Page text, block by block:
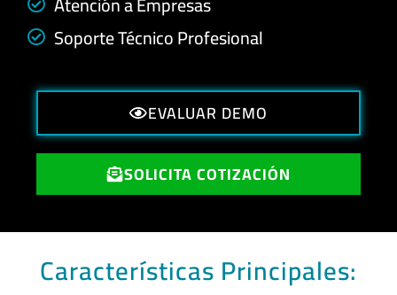
Soporte Técnico Profesional
EVALUAR DEMO
SOLICITA COTIZACIÓN
Características Principales: